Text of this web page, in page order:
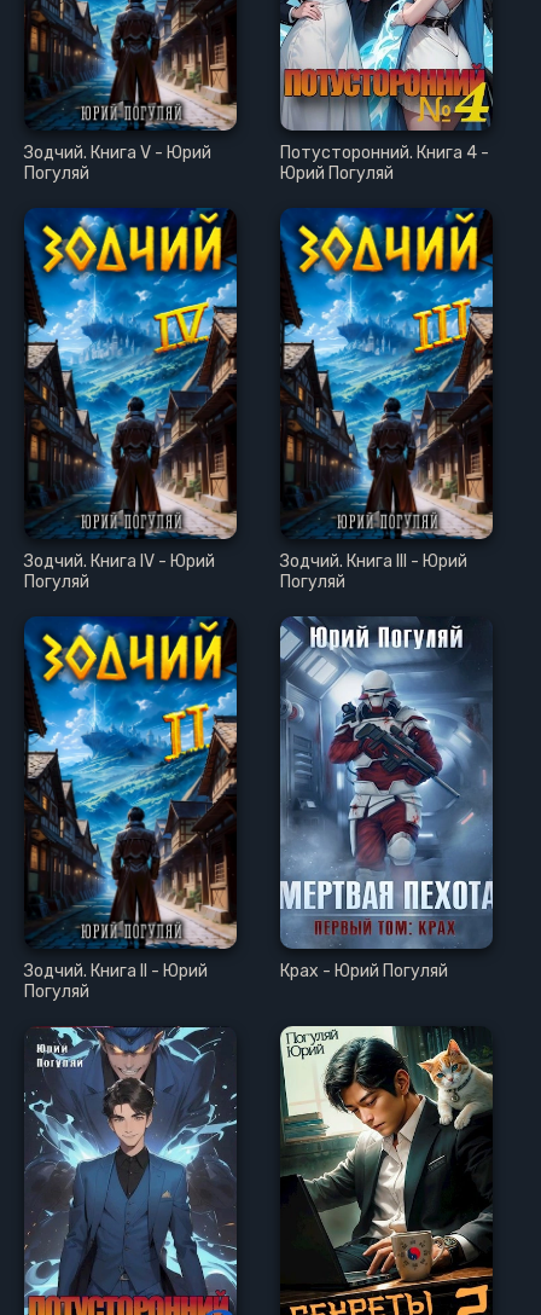
Зодчий. Книга V - Юрий
Погуляй
Потусторонний. Книга 4 -
Юрий Погуляй
Зодчий. Книга IV - Юрий
Погуляй
Зодчий. Книга III - Юрий
Погуляй
Зодчий. Книга II - Юрий
Погуляй
Крах - Юрий Погуляй